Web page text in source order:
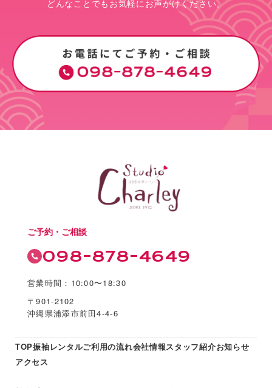
どんなことでもお気軽にお声がけください。
ご予約・ご相談
098-878-4649
営業時間：10:00〜18:30
〒901-2102
沖縄県浦添市前田4-4-6
TOP振袖レンタルご利用の流れ会社情報スタッフ紹介お知らせ
アクセス